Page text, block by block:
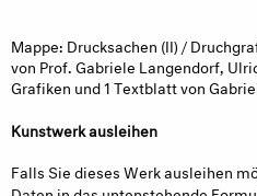
Mappe: Drucksachen (II) /
von Prof. Gabriele Langendorf,
Grafiken und 1 Textblatt von
Kunstwerk ausleihen
Falls Sie dieses Werk ausleihen